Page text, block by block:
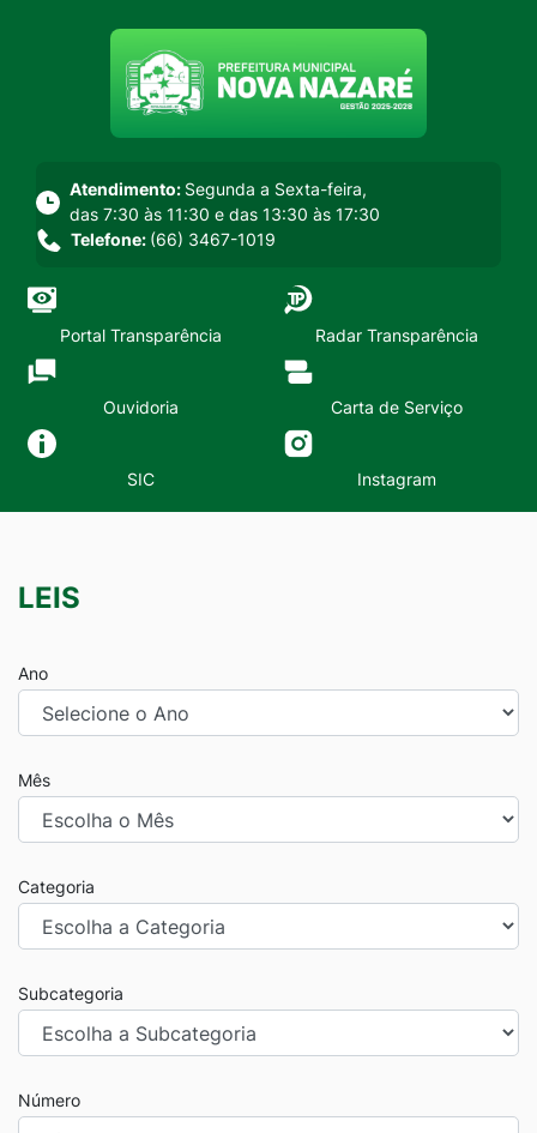
Seção do menu principal
Atendimento: Segunda a Sexta-feira,
das 7:30 às 11:30 e das 13:30 às 17:30
Telefone: (66) 3467-1019
Portal Transparência Radar Transparência
Ouvidoria Carta de Serviço
SIC Instagram
LEIS
Ano
Mês
Categoria
Subcategoria
Número